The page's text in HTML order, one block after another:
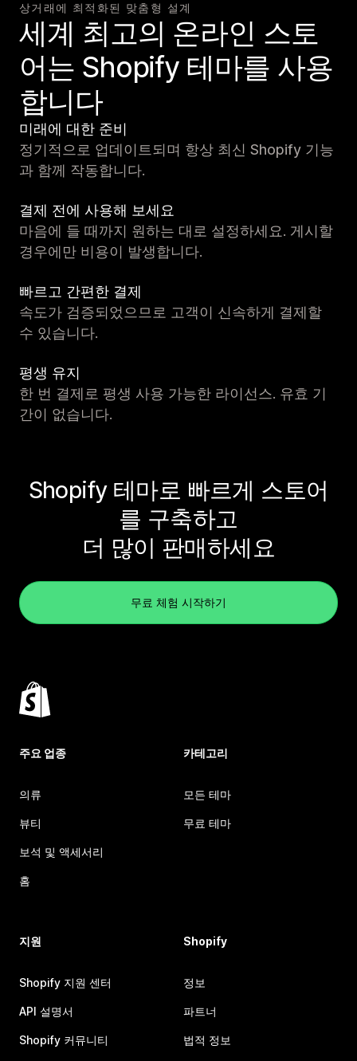
상거래에 최적화된 맞춤형 설계
세계 최고의 온라인 스토
어는 Shopify 테마를 사용
합니다
미래에 대한 준비
정기적으로 업데이트되며 항상 최신 Shopify 기능
과 함께 작동합니다.
결제 전에 사용해 보세요
마음에 들 때까지 원하는 대로 설정하세요. 게시할
경우에만 비용이 발생합니다.
빠르고 간편한 결제
속도가 검증되었으므로 고객이 신속하게 결제할
수 있습니다.
평생 유지
한 번 결제로 평생 사용 가능한 라이선스. 유효 기
간이 없습니다.
Shopify 테마로 빠르게 스토어
를 구축하고
더 많이 판매하세요
무료 체험 시작하기
주요 업종
의류
뷰티
보석 및 액세서리
홈
카테고리
모든 테마
무료 테마
지원
Shopify 지원 센터
API 설명서
Shopify 커뮤니티
Shopify
정보
파트너
법적 정보